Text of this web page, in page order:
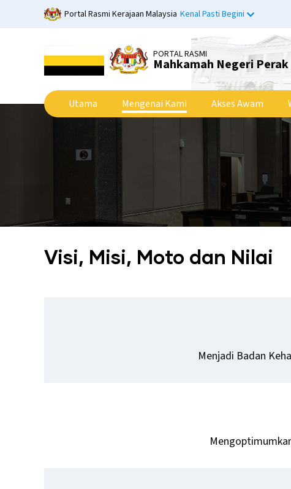
Portal Rasmi Kerajaan Malaysia Kenal Pasti Begini
PORTAL RASMI
Mahkamah Negeri Perak
Utama Mengenai Kami Akses Awam
Visi, Misi, Moto dan Nilai
Menjadi Badan